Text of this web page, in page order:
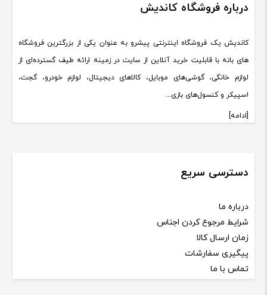
درباره فروشگاه کاندیش
کاندیش یک فروشگاه اینترنتی پیشرو به عنوان یکی از بزرگترین فروشگاه
های بانه با قابلیت خرید آنلاین از سایت در زمینه ارائه طیف گسترده‌ای از
لوازم خانگی، گوشی‌های موبایل، کالاهای دیجیتال، لوازم خودرو، گجت،
اسپیکر و کنسول‌های بازی...
[ادامه]
دسترسی سریع
درباره ما
شرایط مرجوع کردن اجناس
زمان ارسال کالا
پیگیری سفارشات
تماس با ما